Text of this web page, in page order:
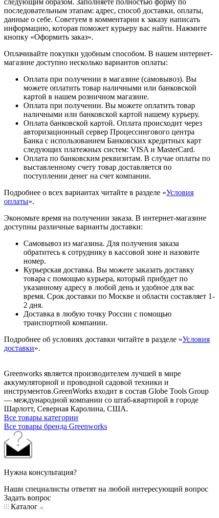
последовательным этапам: адрес, способ доставки, оплаты,
данные о себе. Советуем в комментарии к заказу написать
информацию, которая поможет курьеру вас найти. Нажмите
кнопку «Оформить заказ».
Оплачивайте покупки удобным способом. В нашем интернет-
магазине доступно несколько вариантов оплаты:
Оплата при получении в магазине (самовывоз). Вы
можете оплатить товар наличными или банковской
картой в нашем розничном магазине.
Оплата при получении. Вы можете оплатить товар
наличными или банковской картой нашему курьеру.
Оплата банковской картой. Оплата происходит через
авторизационный сервер Процессингового центра
Банка с использованием Банковских кредитных карт
следующих платежных систем: VISA и MasterCard.
Оплата по банковским реквизитам. В случае оплаты по
выставленному счету товар доставляется по
поступлении денег на счет компании.
Подробнее о всех вариантах читайте в разделе «Условия
оплаты».
Экономьте время на получении заказа. В интернет-магазине
доступны различные варианты доставки:
Самовывоз из магазина. Для получения заказа
обратитесь к сотруднику в кассовой зоне и назовите
номер.
Курьерская доставка. Вы можете заказать доставку
товара с помощью курьера, который прибудет по
указанному адресу в любой день и удобное для вас
время. Срок доставки по Москве и области составляет 1-
2 дня.
Доставка в любую точку России с помощью
транспортной компании.
Подробнее об условиях доставки читайте в разделе «Условия
доставки».
Greenworks является производителем лучшей в мире
аккумуляторной и проводной садовой техники и
инструментов.GreenWorks входит в состав Globe Tools Group
— международной компании со штаб-квартирой в городе
Шарлотт, Северная Каролина, США.
Все товары категории
Все товары бренда Greenworks
Нужна консультация?
Наши специалисты ответят на любой интересующий вопрос
Задать вопрос
Каталог